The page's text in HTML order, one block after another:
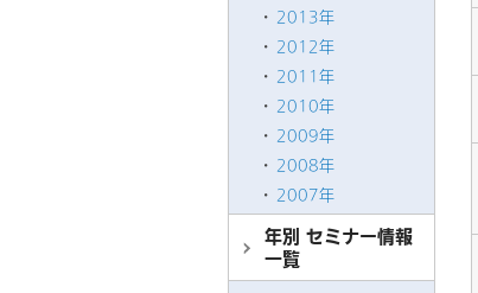
2013年
2012年
2011年
2010年
2009年
2008年
2007年
年別 セミナー情報
一覧